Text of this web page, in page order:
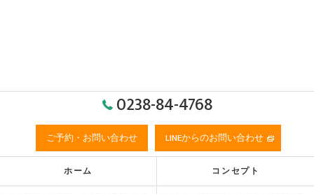
0238-84-4768
ご予約・お問い合わせ LINEからのお問い合わせ
ホーム コンセプト